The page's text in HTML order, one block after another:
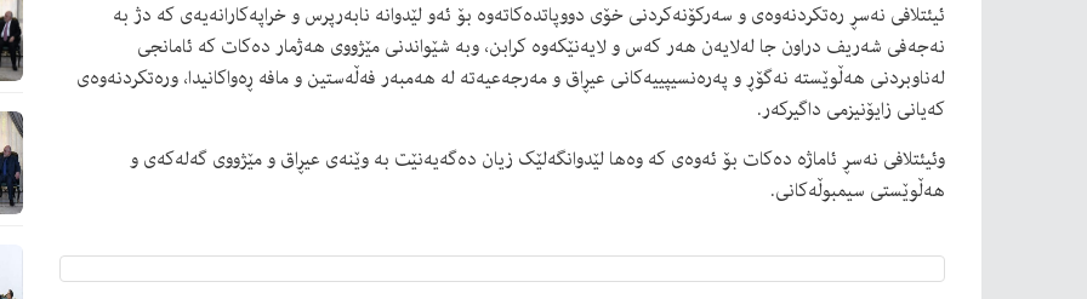
ئیئتلافی نەسڕ رەتکردنەوەی و سەرکۆنەکردنی خۆی دووپاتدەکاتەوە بۆ ئەو لێدوانە نابەرپرس و خراپەکارانەیەی کە دژ بە
نەجەفی شەریف دراون جا لەلایەن هەر کەس و لایەنێکەوە کرابن، وبە شێواندنی مێژووی هەژمار دەکات کە ئامانجی
لەناوبردنی هەڵوێستە نەگۆڕ و پەرەنسیپییەکانی عیڕاق و مەرجەعیەتە لە هەمبەر فەڵەستین و مافە ڕەواکانیدا، ورەتکردنەوەی
کەیانی زایۆنیزمی داگیرکەر.
وئیئتلافی نەسڕ ئاماژە دەکات بۆ ئەوەی کە وەها لێدوانگەلێک زیان دەگەیەنێت بە وێنەی عیڕاق و مێژووی گەلەکەی و
هەڵوێستی سیمبوڵەکانی.